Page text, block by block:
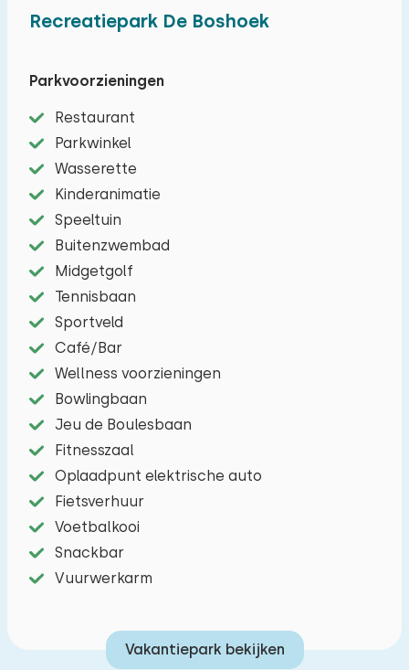
wandel je zo de natuur in. Heerlijk park voor jong
Mooie ruime woonkamer met een zit/eethoek
met TV, en een gezellige eethoek. De keuken is
van alle gemakken voorzien zoals bijvoorbeeld:
een vier-pits kookstel, koelkast, magnetron en
een Nespresso koffiezetapparaat. Er zijn drie
slaapkamers, één met twee
éénpersoonsbedden en één met een
tweepersoonsbed en één met een stapelbed.
Ook is er een badkamer met douche en
wastafel. Er is een apart toilet.
Buiten, heerlijke veranda met loungeset, een tuin
en twee parkeerplaatsen.
Recreatiepark De Boshoek
Parkvoorzieningen
Restaurant
Parkwinkel
Wasserette
Kinderanimatie
Speeltuin
Buitenzwembad
Midgetgolf
Tennisbaan
Sportveld
Café/Bar
Wellness voorzieningen
Bowlingbaan
Jeu de Boulesbaan
Fitnesszaal
Oplaadpunt elektrische auto
Fietsverhuur
Voetbalkooi
Snackbar
Vuurwerkarm
Vakantiepark bekijken